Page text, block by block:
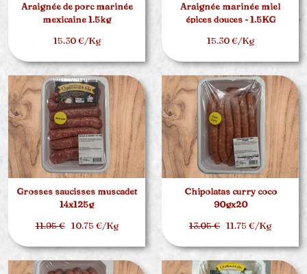
Araignée de porc marinée
mexicaine 1.5kg
15.30 €/Kg
Araignée marinée miel
épices douces - 1.5KG
15.30 €/Kg
Grosses saucisses muscadet
14x125g
11.95 €10.75 €/Kg
Chipolatas curry coco
90gx20
13.05 € 11.75 €/Kg